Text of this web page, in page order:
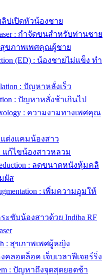
ลิปเปิดหัวน้องชาย
: กำจัดขนสำหรับท่านชาย
: สุขภาพเพศคุณผู้ชาย
(ED) : น้องชายไม่แข็ง ทำ
: ปัญหาหลั่งเร็ว
: ปัญหาหลั่งช้าเกินไป
: ความงามทางเพศคุณ
แต่งแคมน้องสาว
: แก้ไขน้องสาวหลวม
: ลดขนาดหนังหุ้มคลิ
ผัส
: เพิ่มความอูมให้
ระชับน้องสาวด้วย Indiba RF
: สุขภาพเพศผู้หญิง
งคลอดล็อค เจ็บเวลาฟีเจอร์ริ่ง
: ปัญหาถึงจุดสุดยอดช้า